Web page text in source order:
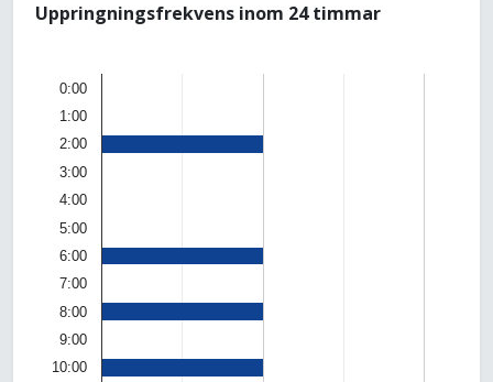
Uppringningsfrekvens inom 24 timmar
0:00
1:00
2:00
3:00
4:00
5:00
6:00
7:00
8:00
9:00
10:00